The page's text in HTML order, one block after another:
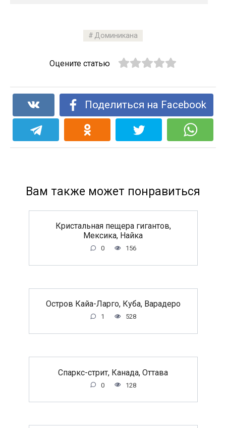
Доминикана
Оцените статью
Поделиться на Facebook
Вам также может понравиться
Кристальная пещера гигантов,
Мексика, Найка
0 156
Остров Кайа-Ларго, Куба, Варадеро
1 528
Спаркс-стрит, Канада, Оттава
0 128